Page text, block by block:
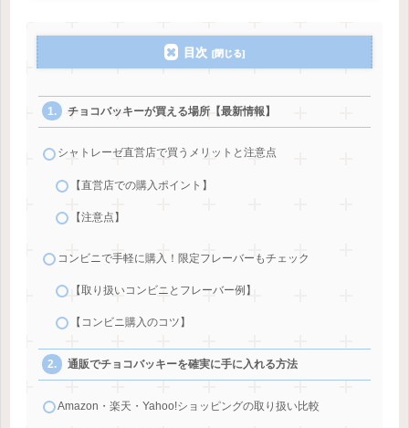
目次
チョコバッキーが買える場所【最新情報】
シャトレーゼ直営店で買うメリットと注意点
【直営店での購入ポイント】
【注意点】
コンビニで手軽に購入！限定フレーバーもチェック
【取り扱いコンビニとフレーバー例】
【コンビニ購入のコツ】
通販でチョコバッキーを確実に手に入れる方法
Amazon・楽天・Yahoo!ショッピングの取り扱い比較